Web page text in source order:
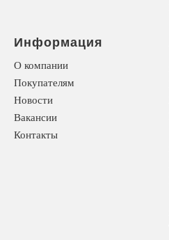
Информация
О компании
Покупателям
Новости
Вакансии
Контакты